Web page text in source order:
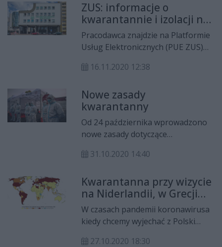
automat, a zakażony może zgłosić
osoby z bliskiego kontaktu przez
Internet.
ZUS: informacje o
kwarantannie i izolacji na
PUE
Pracodawca znajdzie na Platformie
Usług Elektronicznych (PUE ZUS)
odbywają kwarantannę lub są
potrzebne do wypłaty zasiłku
chorobowego.
16.11.2020 12:38
Nowe zasady
kwarantanny
Od 24 października wprowadzono
nowe zasady dotyczące
mieszkający z osobą, która została
kwarantannę, nie muszą się jej
poddawać.
31.10.2020 14:40
Kwarantanna przy wizycie
na Niderlandii, w Grecji
potrzebny test
W czasach pandemii koronawirusa
kiedy chcemy wyjechać z Polski
27.10.2020 18:30